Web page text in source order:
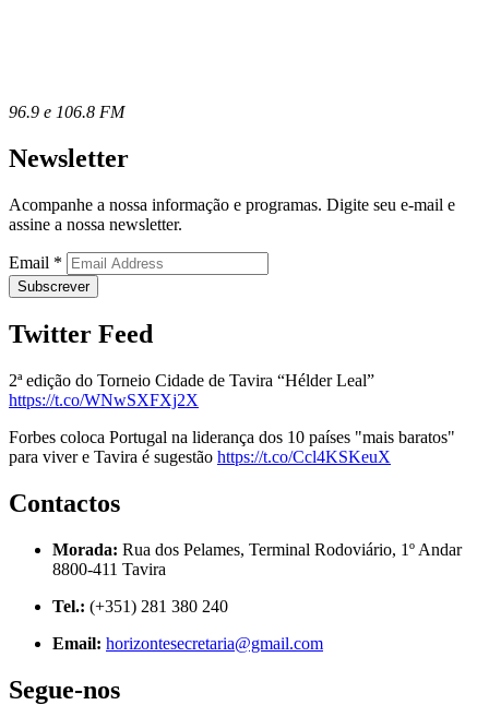
96.9 e 106.8 FM
Newsletter
Acompanhe a nossa informação e programas. Digite seu e-mail e
assine a nossa newsletter.
Email *
Twitter Feed
2ª edição do Torneio Cidade de Tavira “Hélder Leal”
https://t.co/WNwSXFXj2X
Forbes coloca Portugal na liderança dos 10 países "mais baratos"
para viver e Tavira é sugestão https://t.co/Ccl4KSKeuX
Contactos
Morada: Rua dos Pelames, Terminal Rodoviário, 1º Andar
8800-411 Tavira
Tel.: (+351) 281 380 240
Email: horizontesecretaria@gmail.com
Segue-nos